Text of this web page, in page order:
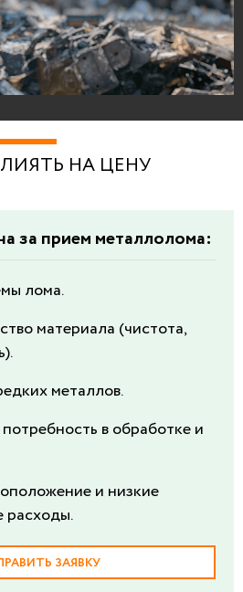
НА ЦЕНУ
за прием металлолома:
лома.
материала (чистота,
металлов.
в обработке и
и низкие
расходы.
ЗАЯВКУ